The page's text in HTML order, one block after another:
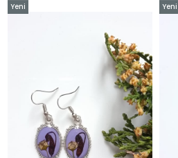
Yeni
Yeni